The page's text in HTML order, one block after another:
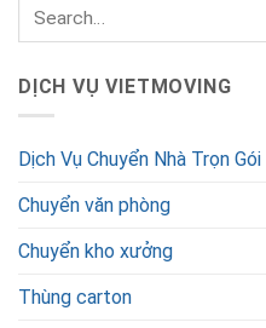
DỊCH VỤ VIETMOVING
Dịch Vụ Chuyển Nhà Trọn Gói
Chuyển văn phòng
Chuyển kho xưởng
Thùng carton